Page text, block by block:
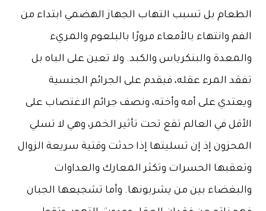
الطعام بل تسبب التهاب الجهاز الهضمي ابتداء من
الفم وانتهاء بالأمعاء مرورًا بالبلعوم والمريء
والمعدة والبنكرياس والكبد. ولا تعين على الباه بل
تفقد المرء عقله، فيقدم على الجرائم الجنسية
ويعتدي على أمه وأخته، ونصف جرائم الاغتصاب على
الأقل في العالم تقع تحت تأثير الخمر، وهي لا تسلي
المحزون إذ إن تسليتها إذا حدثت وقتية سريعة الزوال
وتعقبها الحسرات وتكثر المعارك والعداوات
والبغضاء بين من يشربونها. وأما تشجيعها الجبان